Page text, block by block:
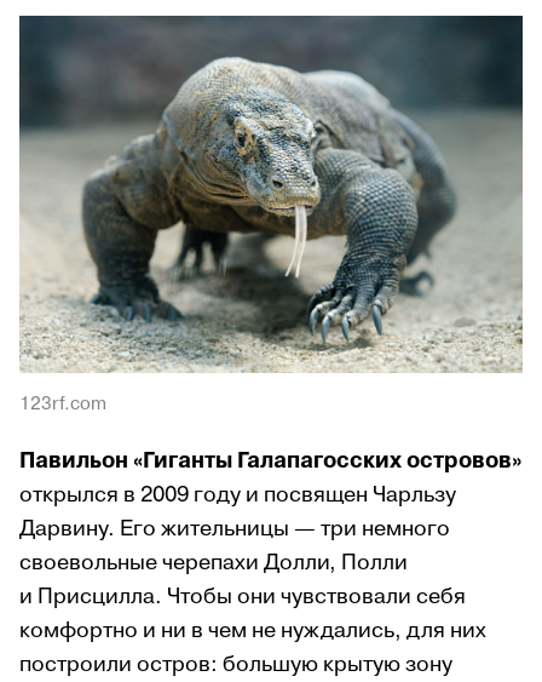
123rf.com
Павильон «Гиганты Галапагосских островов»
открылся в 2009 году и посвящен Чарльзу
Дарвину. Его жительницы — три немного
своевольные черепахи Долли, Полли
и Присцилла. Чтобы они чувствовали себя
комфортно и ни в чем не нуждались, для них
построили остров: большую крытую зону